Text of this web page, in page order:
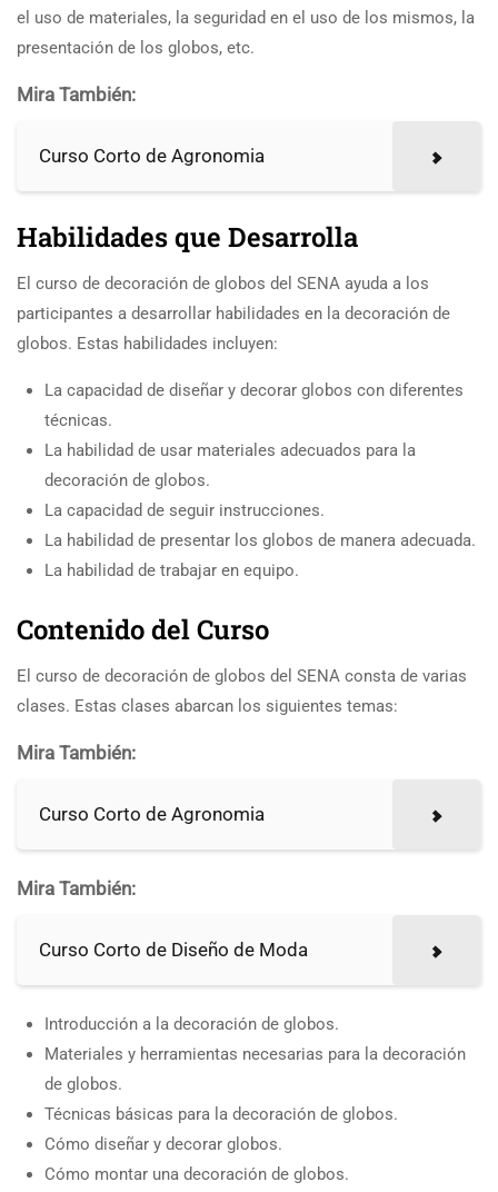
el uso de materiales, la seguridad en el uso de los mismos, la
presentación de los globos, etc.
Mira También:
Curso Corto de Agronomia
Habilidades que Desarrolla
El curso de decoración de globos del SENA ayuda a los
participantes a desarrollar habilidades en la decoración de
globos. Estas habilidades incluyen:
La capacidad de diseñar y decorar globos con diferentes
técnicas.
La habilidad de usar materiales adecuados para la
decoración de globos.
La capacidad de seguir instrucciones.
La habilidad de presentar los globos de manera adecuada.
La habilidad de trabajar en equipo.
Contenido del Curso
El curso de decoración de globos del SENA consta de varias
clases. Estas clases abarcan los siguientes temas:
Mira También:
Curso Corto de Agronomia
Mira También:
Curso Corto de Diseño de Moda
Introducción a la decoración de globos.
Materiales y herramientas necesarias para la decoración
de globos.
Técnicas básicas para la decoración de globos.
Cómo diseñar y decorar globos.
Cómo montar una decoración de globos.